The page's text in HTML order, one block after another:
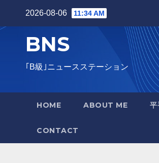
2026-08-06 11:34 AM
BNS
｢B級｣ニュースステーション
HOME ABOUT ME 平
CONTACT